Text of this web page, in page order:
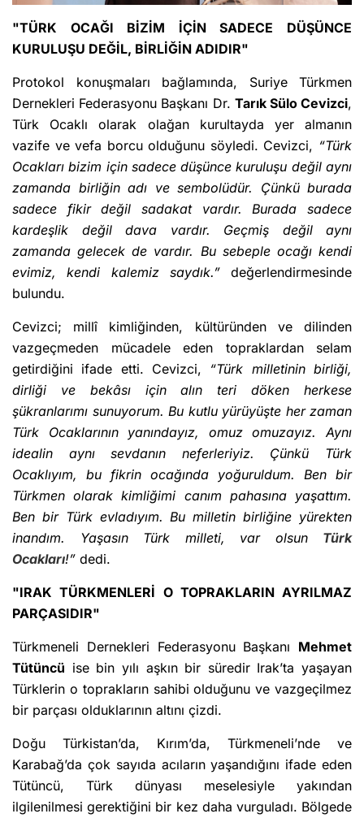
"TÜRK OCAĞI BİZİM İÇİN SADECE DÜŞÜNCE
KURULUŞU DEĞİL, BİRLİĞİN ADIDIR"
Protokol konuşmaları bağlamında, Suriye Türkmen
Dernekleri Federasyonu Başkanı Dr. Tarık Sülo Cevizci,
Türk Ocaklı olarak olağan kurultayda yer almanın
vazife ve vefa borcu olduğunu söyledi. Cevizci, “Türk
Ocakları bizim için sadece düşünce kuruluşu değil aynı
zamanda birliğin adı ve sembolüdür. Çünkü burada
sadece fikir değil sadakat vardır. Burada sadece
kardeşlik değil dava vardır. Geçmiş değil aynı
zamanda gelecek de vardır. Bu sebeple ocağı kendi
evimiz, kendi kalemiz saydık.” değerlendirmesinde
bulundu.
Cevizci; millî kimliğinden, kültüründen ve dilinden
vazgeçmeden mücadele eden topraklardan selam
getirdiğini ifade etti. Cevizci, “Türk milletinin birliği,
dirliği ve bekâsı için alın teri döken herkese
şükranlarımı sunuyorum. Bu kutlu yürüyüşte her zaman
Türk Ocaklarının yanındayız, omuz omuzayız. Aynı
idealin aynı sevdanın neferleriyiz. Çünkü Türk
Ocaklıyım, bu fikrin ocağında yoğuruldum. Ben bir
Türkmen olarak kimliğimi canım pahasına yaşattım.
Ben bir Türk evladıyım. Bu milletin birliğine yürekten
inandım. Yaşasın Türk milleti, var olsun Türk
Ocakları!” dedi.
"IRAK TÜRKMENLERİ O TOPRAKLARIN AYRILMAZ
PARÇASIDIR"
Türkmeneli Dernekleri Federasyonu Başkanı Mehmet
Tütüncü ise bin yılı aşkın bir süredir Irak’ta yaşayan
Türklerin o toprakların sahibi olduğunu ve vazgeçilmez
bir parçası olduklarının altını çizdi.
Doğu Türkistan’da, Kırım’da, Türkmeneli’nde ve
Karabağ’da çok sayıda acıların yaşandığını ifade eden
Tütüncü, Türk dünyası meselesiyle yakından
ilgilenilmesi gerektiğini bir kez daha vurguladı. Bölgede